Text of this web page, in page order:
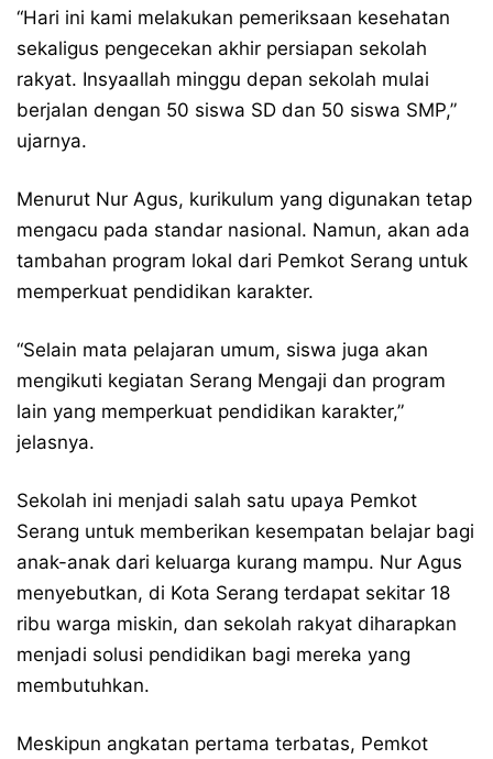
“Hari ini kami melakukan pemeriksaan kesehatan
sekaligus pengecekan akhir persiapan sekolah
rakyat. Insyaallah minggu depan sekolah mulai
berjalan dengan 50 siswa SD dan 50 siswa SMP,”
ujarnya.
Menurut Nur Agus, kurikulum yang digunakan tetap
mengacu pada standar nasional. Namun, akan ada
tambahan program lokal dari Pemkot Serang untuk
memperkuat pendidikan karakter.
“Selain mata pelajaran umum, siswa juga akan
mengikuti kegiatan Serang Mengaji dan program
lain yang memperkuat pendidikan karakter,”
jelasnya.
Sekolah ini menjadi salah satu upaya Pemkot
Serang untuk memberikan kesempatan belajar bagi
anak-anak dari keluarga kurang mampu. Nur Agus
menyebutkan, di Kota Serang terdapat sekitar 18
ribu warga miskin, dan sekolah rakyat diharapkan
menjadi solusi pendidikan bagi mereka yang
membutuhkan.
Meskipun angkatan pertama terbatas, Pemkot